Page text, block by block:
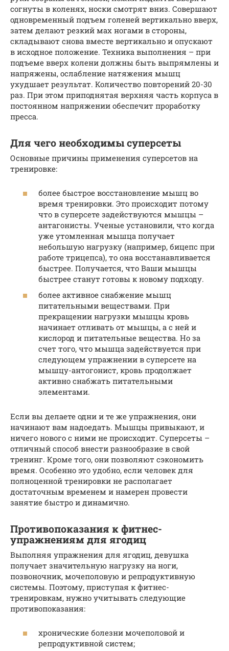
согнуты в коленях, носки смотрят вниз. Совершают
одновременный подъем голеней вертикально вверх,
затем делают резкий мах ногами в стороны,
складывают снова вместе вертикально и опускают
в исходное положение. Техника выполнения – при
подъеме вверх колени должны быть выпрямлены и
напряжены, ослабление натяжения мышц
ухудшает результат. Количество повторений 20-30
раз. При этом приподнятая верхняя часть корпуса в
постоянном напряжении обеспечит проработку
пресса.
Для чего необходимы суперсеты
Основные причины применения суперсетов на
тренировке:
более быстрое восстановление мышц во
время тренировки. Это происходит потому
что в суперсете задействуются мышцы –
антагонисты. Ученые установили, что когда
уже утомленная мышца получает
небольшую нагрузку (например, бицепс при
работе трицепса), то она восстанавливается
быстрее. Получается, что Ваши мышцы
быстрее станут готовы к новому подходу.
более активное снабжение мышц
питательными веществами. При
прекращении нагрузки мышцы кровь
начинает отливать от мышцы, а с ней и
кислород и питательные вещества. Но за
счет того, что мышца задействуется при
следующем упражнении в суперсете на
мышцу-антогонист, кровь продолжает
активно снабжать питательными
элементами.
Если вы делаете одни и те же упражнения, они
начинают вам надоедать. Мышцы привыкают, и
ничего нового с ними не происходит. Суперсеты –
отличный способ внести разнообразие в свой
тренинг. Кроме того, они позволяют сэкономить
время. Особенно это удобно, если человек для
полноценной тренировки не располагает
достаточным временем и намерен провести
занятие быстро и динамично.
Противопоказания к фитнес-
упражнениям для ягодиц
Выполняя упражнения для ягодиц, девушка
получает значительную нагрузку на ноги,
позвоночник, мочеполовую и репродуктивную
системы. Поэтому, приступая к фитнес-
тренировкам, нужно учитывать следующие
противопоказания:
хронические болезни мочеполовой и
репродуктивной систем;